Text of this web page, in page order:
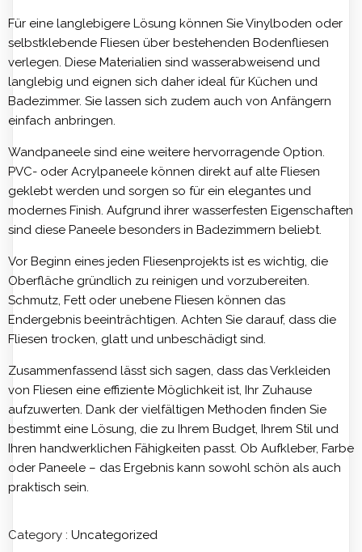
Für eine langlebigere Lösung können Sie Vinylboden oder
selbstklebende Fliesen über bestehenden Bodenfliesen
verlegen. Diese Materialien sind wasserabweisend und
langlebig und eignen sich daher ideal für Küchen und
Badezimmer. Sie lassen sich zudem auch von Anfängern
einfach anbringen.
Wandpaneele sind eine weitere hervorragende Option.
PVC- oder Acrylpaneele können direkt auf alte Fliesen
geklebt werden und sorgen so für ein elegantes und
modernes Finish. Aufgrund ihrer wasserfesten Eigenschaften
sind diese Paneele besonders in Badezimmern beliebt.
Vor Beginn eines jeden Fliesenprojekts ist es wichtig, die
Oberfläche gründlich zu reinigen und vorzubereiten.
Schmutz, Fett oder unebene Fliesen können das
Endergebnis beeinträchtigen. Achten Sie darauf, dass die
Fliesen trocken, glatt und unbeschädigt sind.
Zusammenfassend lässt sich sagen, dass das Verkleiden
von Fliesen eine effiziente Möglichkeit ist, Ihr Zuhause
aufzuwerten. Dank der vielfältigen Methoden finden Sie
bestimmt eine Lösung, die zu Ihrem Budget, Ihrem Stil und
Ihren handwerklichen Fähigkeiten passt. Ob Aufkleber, Farbe
oder Paneele – das Ergebnis kann sowohl schön als auch
praktisch sein.
Category : Uncategorized